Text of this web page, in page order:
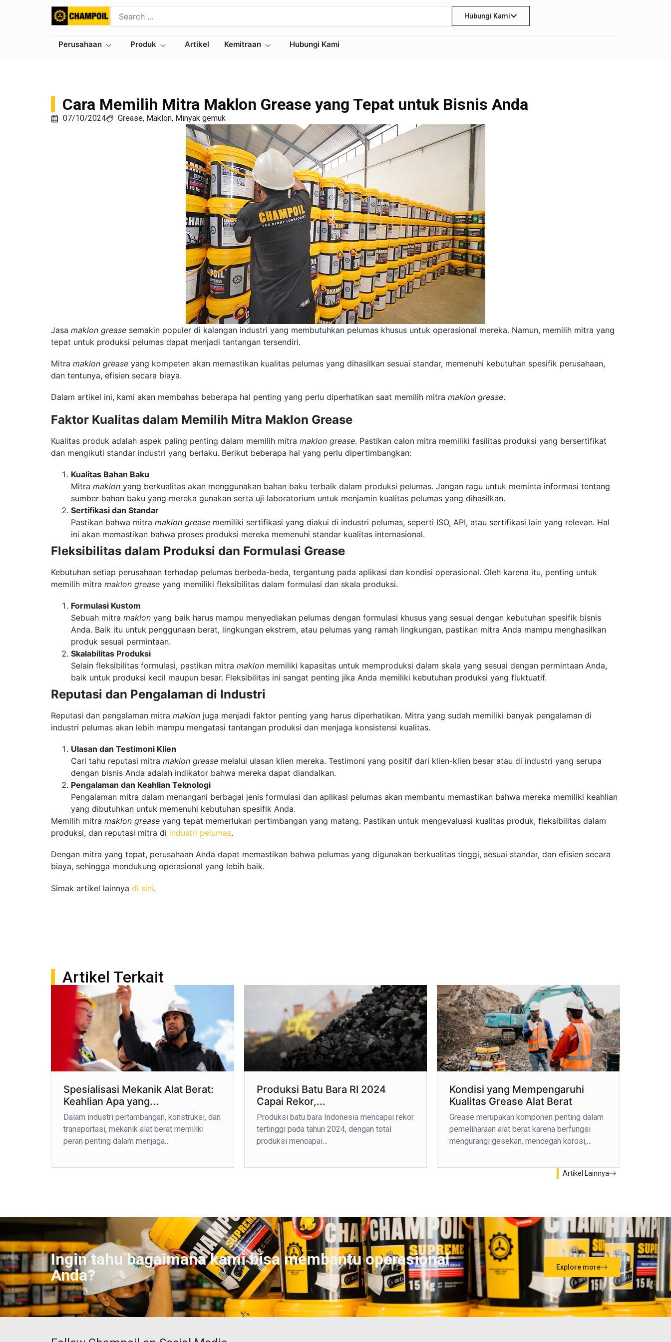
Hubungi Kami
Perusahaan Produk Artikel Kemitraan Hubungi Kami
Cara Memilih Mitra Maklon Grease yang Tepat untuk Bisnis Anda
07/10/2024 Grease, Maklon, Minyak gemuk
Jasa maklon grease semakin populer di kalangan industri yang membutuhkan pelumas khusus untuk operasional mereka. Namun, memilih mitra yang
tepat untuk produksi pelumas dapat menjadi tantangan tersendiri.
Mitra maklon grease yang kompeten akan memastikan kualitas pelumas yang dihasilkan sesuai standar, memenuhi kebutuhan spesifik perusahaan,
dan tentunya, efisien secara biaya.
Dalam artikel ini, kami akan membahas beberapa hal penting yang perlu diperhatikan saat memilih mitra maklon grease.
Faktor Kualitas dalam Memilih Mitra Maklon Grease
Kualitas produk adalah aspek paling penting dalam memilih mitra maklon grease. Pastikan calon mitra memiliki fasilitas produksi yang bersertifikat
dan mengikuti standar industri yang berlaku. Berikut beberapa hal yang perlu dipertimbangkan:
Kualitas Bahan Baku
Mitra maklon yang berkualitas akan menggunakan bahan baku terbaik dalam produksi pelumas. Jangan ragu untuk meminta informasi tentang
sumber bahan baku yang mereka gunakan serta uji laboratorium untuk menjamin kualitas pelumas yang dihasilkan.
Sertifikasi dan Standar
Pastikan bahwa mitra maklon grease memiliki sertifikasi yang diakui di industri pelumas, seperti ISO, API, atau sertifikasi lain yang relevan. Hal
ini akan memastikan bahwa proses produksi mereka memenuhi standar kualitas internasional.
Fleksibilitas dalam Produksi dan Formulasi Grease
Kebutuhan setiap perusahaan terhadap pelumas berbeda-beda, tergantung pada aplikasi dan kondisi operasional. Oleh karena itu, penting untuk
memilih mitra maklon grease yang memiliki fleksibilitas dalam formulasi dan skala produksi.
Formulasi Kustom
Sebuah mitra maklon yang baik harus mampu menyediakan pelumas dengan formulasi khusus yang sesuai dengan kebutuhan spesifik bisnis
Anda. Baik itu untuk penggunaan berat, lingkungan ekstrem, atau pelumas yang ramah lingkungan, pastikan mitra Anda mampu menghasilkan
produk sesuai permintaan.
Skalabilitas Produksi
Selain fleksibilitas formulasi, pastikan mitra maklon memiliki kapasitas untuk memproduksi dalam skala yang sesuai dengan permintaan Anda,
baik untuk produksi kecil maupun besar. Fleksibilitas ini sangat penting jika Anda memiliki kebutuhan produksi yang fluktuatif.
Reputasi dan Pengalaman di Industri
Reputasi dan pengalaman mitra maklon juga menjadi faktor penting yang harus diperhatikan. Mitra yang sudah memiliki banyak pengalaman di
industri pelumas akan lebih mampu mengatasi tantangan produksi dan menjaga konsistensi kualitas.
Ulasan dan Testimoni Klien
Cari tahu reputasi mitra maklon grease melalui ulasan klien mereka. Testimoni yang positif dari klien-klien besar atau di industri yang serupa
dengan bisnis Anda adalah indikator bahwa mereka dapat diandalkan.
Pengalaman dan Keahlian Teknologi
Pengalaman mitra dalam menangani berbagai jenis formulasi dan aplikasi pelumas akan membantu memastikan bahwa mereka memiliki keahlian
yang dibutuhkan untuk memenuhi kebutuhan spesifik Anda.
Memilih mitra maklon grease yang tepat memerlukan pertimbangan yang matang. Pastikan untuk mengevaluasi kualitas produk, fleksibilitas dalam
produksi, dan reputasi mitra di industri pelumas.
Dengan mitra yang tepat, perusahaan Anda dapat memastikan bahwa pelumas yang digunakan berkualitas tinggi, sesuai standar, dan efisien secara
biaya, sehingga mendukung operasional yang lebih baik.
Simak artikel lainnya di sini.
Artikel Terkait
Spesialisasi Mekanik Alat Berat:
Keahlian Apa yang...
Dalam industri pertambangan, konstruksi, dan
transportasi, mekanik alat berat memiliki
peran penting dalam menjaga…
Produksi Batu Bara RI 2024
Capai Rekor,...
Produksi batu bara Indonesia mencapai rekor
tertinggi pada tahun 2024, dengan total
produksi mencapai…
Kondisi yang Mempengaruhi
Kualitas Grease Alat Berat
Grease merupakan komponen penting dalam
pemeliharaan alat berat karena berfungsi
mengurangi gesekan, mencegah korosi,…
Artikel Lainnya
Ingin tahu bagaimana kami bisa membantu operasional
Anda?
Explore more